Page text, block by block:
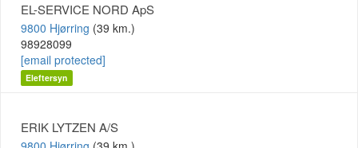
EL-SERVICE NORD ApS
9800 Hjørring (39 km.)
98928099
[email protected]
Eleftersyn
ERIK LYTZEN A/S